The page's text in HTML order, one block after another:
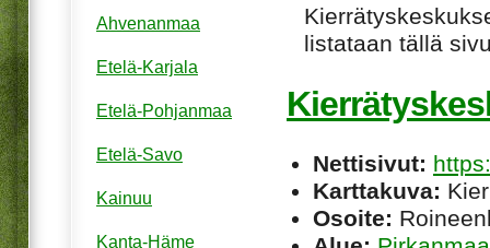
listataan tällä
Nettisivut:
Karttakuva:
Osoite:
Ahvenanmaa
Etelä-Karjala
Etelä-Pohjanmaa
Etelä-Savo
Kainuu
Kanta-Häme